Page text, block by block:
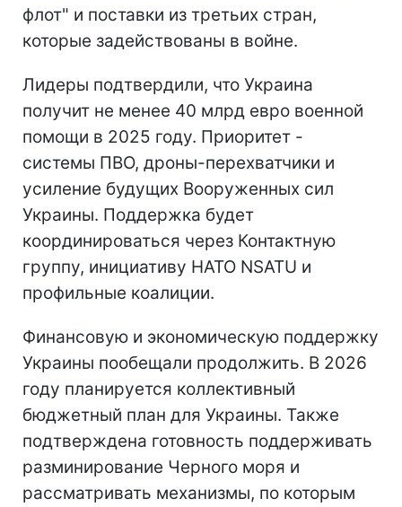
флот" и поставки из третьих стран,
которые задействованы в войне.
Лидеры подтвердили, что Украина
получит не менее 40 млрд евро военной
помощи в 2025 году. Приоритет -
системы ПВО, дроны-перехватчики и
усиление будущих Вооруженных сил
Украины. Поддержка будет
координироваться через Контактную
группу, инициативу НАТО NSATU и
профильные коалиции.
Финансовую и экономическую поддержку
Украины пообещали продолжить. В 2026
году планируется коллективный
бюджетный план для Украины. Также
подтверждена готовность поддерживать
разминирование Черного моря и
рассматривать механизмы, по которым